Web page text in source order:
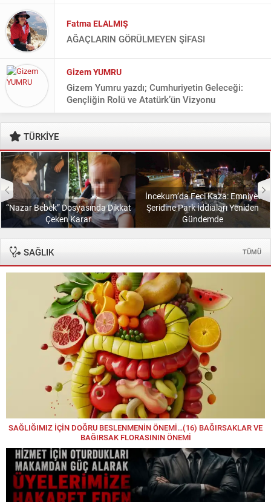
Gizem YUMRU
Gençliğin Rolü ve Atatürk’ün Vizyonu
Gülcan TEPE
SENLE SEVDA
Hasan KARABULUT
Hasan Karabulut yazdı; Kırk yıl sonra elde kalan
Hayrettin BULUT
Kuruluş Ruhundan Geleceğe: Tarihin Gölgesinde
Yeni Bir Yürüyüş
Sataney Guaşa: Nart Destanlarından Günümüze
Uzanan Bir Bilgelik
Mehmet ELÇİ
“Yol Çukur, Medeniyet Uzak!”
Mehmet YILMAZ
Mehmet Yılmaz yazdı; OKTAY YILMAZ “DAHA
FAZLASI VAR!”
Mine EBÇEM
Yine Akşam..
Murat KOÇ
GAZZE GERÇEĞİ: LİDERLER ESİR!
TÜRKİYE
“Nazar Bebek” Dosyasında Dikkat
Çeken Karar
İncekum’da Feci Kaza: Emniyet
Şeridine Park İddiaları Yeniden
Gündemde
SAĞLIK TÜMÜ
SAĞLIĞIMIZ İÇİN DOĞRU BESLENMENİN ÖNEMİ…(16) BAĞIRSAKLAR VE
BAĞIRSAK FLORASININ ÖNEMİ